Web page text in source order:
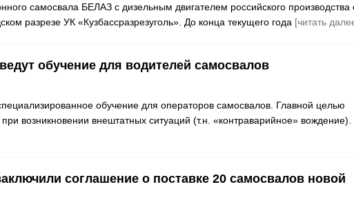
самосвала БЕЛАЗ с дизельным двигателем российского производства
разрезе УК «Кузбассразрезуголь». До конца текущего года [читать
обучение для водителей самосвалов
обучение для операторов самосвалов. Главной целью
возникновении внештатных ситуаций (т.н. «контраварийное» вождение).
соглашение о поставке 20 самосвалов новой